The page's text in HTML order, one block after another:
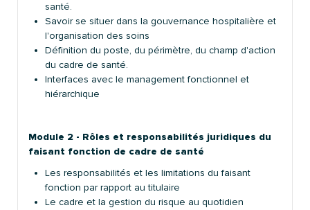
santé.
Savoir se situer dans la gouvernance hospitalière et
l'organisation des soins
Définition du poste, du périmètre, du champ d'action
du cadre de santé.
Interfaces avec le management fonctionnel et
hiérarchique
Module 2 - Rôles et responsabilités juridiques du
faisant fonction de cadre de santé
Les responsabilités et les limitations du faisant
fonction par rapport au titulaire
Le cadre et la gestion du risque au quotidien